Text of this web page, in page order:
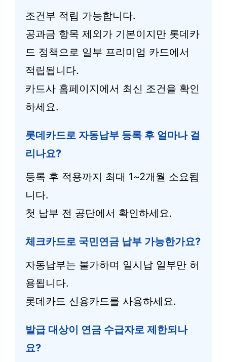
조건부 적립 가능합니다.
공과금 항목 제외가 기본이지만 롯데카
드 정책으로 일부 프리미엄 카드에서
적립됩니다.
카드사 홈페이지에서 최신 조건을 확인
하세요.
롯데카드로 자동납부 등록 후 얼마나 걸
리나요?
등록 후 적용까지 최대 1~2개월 소요됩
니다.
첫 납부 전 공단에서 확인하세요.
체크카드로 국민연금 납부 가능한가요?
자동납부는 불가하며 일시납 일부만 허
용됩니다.
롯데카드 신용카드를 사용하세요.
발급 대상이 연금 수급자로 제한되나
요?